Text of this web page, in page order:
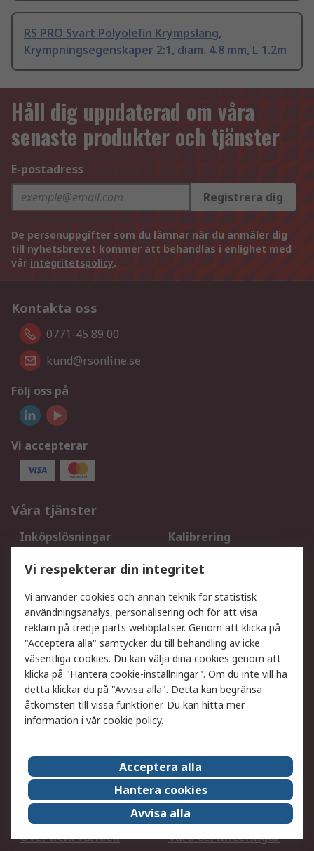
RS PRO Svart Polyolefin Krympslang,
Krympningsegenskaper 2:1, diam. 4.8 mm, L 1.2m
Håll dig uppdaterad om våra
senaste produkter och tjänster
E-postadress
Registrera dig
De personuppgifter som du lämnar när du anmäler dig
till nyhetsbrevet kommer att behandlas i enlighet med
vår integritetspolicy.
Kontakta oss
0771-45 89 00
kund@rsonline.se
Följ oss på
Vi accepterar
Våra tjänster
Inköpslösningar
Kalibrering
DesignSpark
Teknisk Support
Ditt lokala säljteam
Exportlösningar
Support
Få hjälp
Retur av varor
Leverans
Spåra din order
Begär en fakturakopi
Fördelar med RS-konto
Betalningsalternativ
Om RS
Försäljningsvillkor
Det juridiska
Press Centre
Jobba hos RS
ESG
Över hela världen
Våra certificeringar
Vi respekterar din integritet
Vi använder cookies och annan teknik för statistisk
användningsanalys, personalisering och för att visa
reklam på tredje parts webbplatser. Genom att klicka på
"Acceptera alla" samtycker du till behandling av icke
väsentliga cookies. Du kan välja dina cookies genom att
klicka på "Hantera cookie-inställningar". Om du inte vill ha
detta klickar du på "Avvisa alla". Detta kan begränsa
åtkomsten till vissa funktioner. Du kan hitta mer
information i vårcookie policy.
Acceptera alla
Hantera cookies
Avvisa alla